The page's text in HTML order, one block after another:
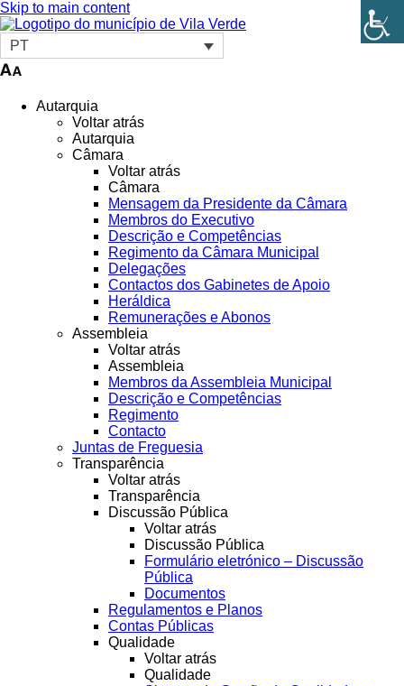
Skip to main content
PT
Autarquia
Voltar atrás
Autarquia
Câmara
Voltar atrás
Câmara
Mensagem da Presidente da Câmara
Membros do Executivo
Descrição e Competências
Regimento da Câmara Municipal
Delegações
Contactos dos Gabinetes de Apoio
Heráldica
Remunerações e Abonos
Assembleia
Voltar atrás
Assembleia
Membros da Assembleia Municipal
Descrição e Competências
Regimento
Contacto
Juntas de Freguesia
Transparência
Voltar atrás
Transparência
Discussão Pública
Voltar atrás
Discussão Pública
Formulário eletrónico – Discussão
Pública
Documentos
Regulamentos e Planos
Contas Públicas
Qualidade
Voltar atrás
Qualidade